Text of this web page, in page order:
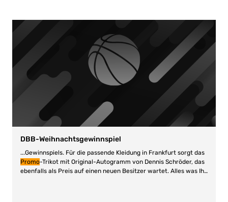
DBB-Weihnachtsgewinnspiel
...Gewinnspiels. Für die passende Kleidung in Frankfurt sorgt das
Promo-Trikot mit Original-Autogramm von Dennis Schröder, das
ebenfalls als Preis auf einen neuen Besitzer wartet. Alles was Ihr